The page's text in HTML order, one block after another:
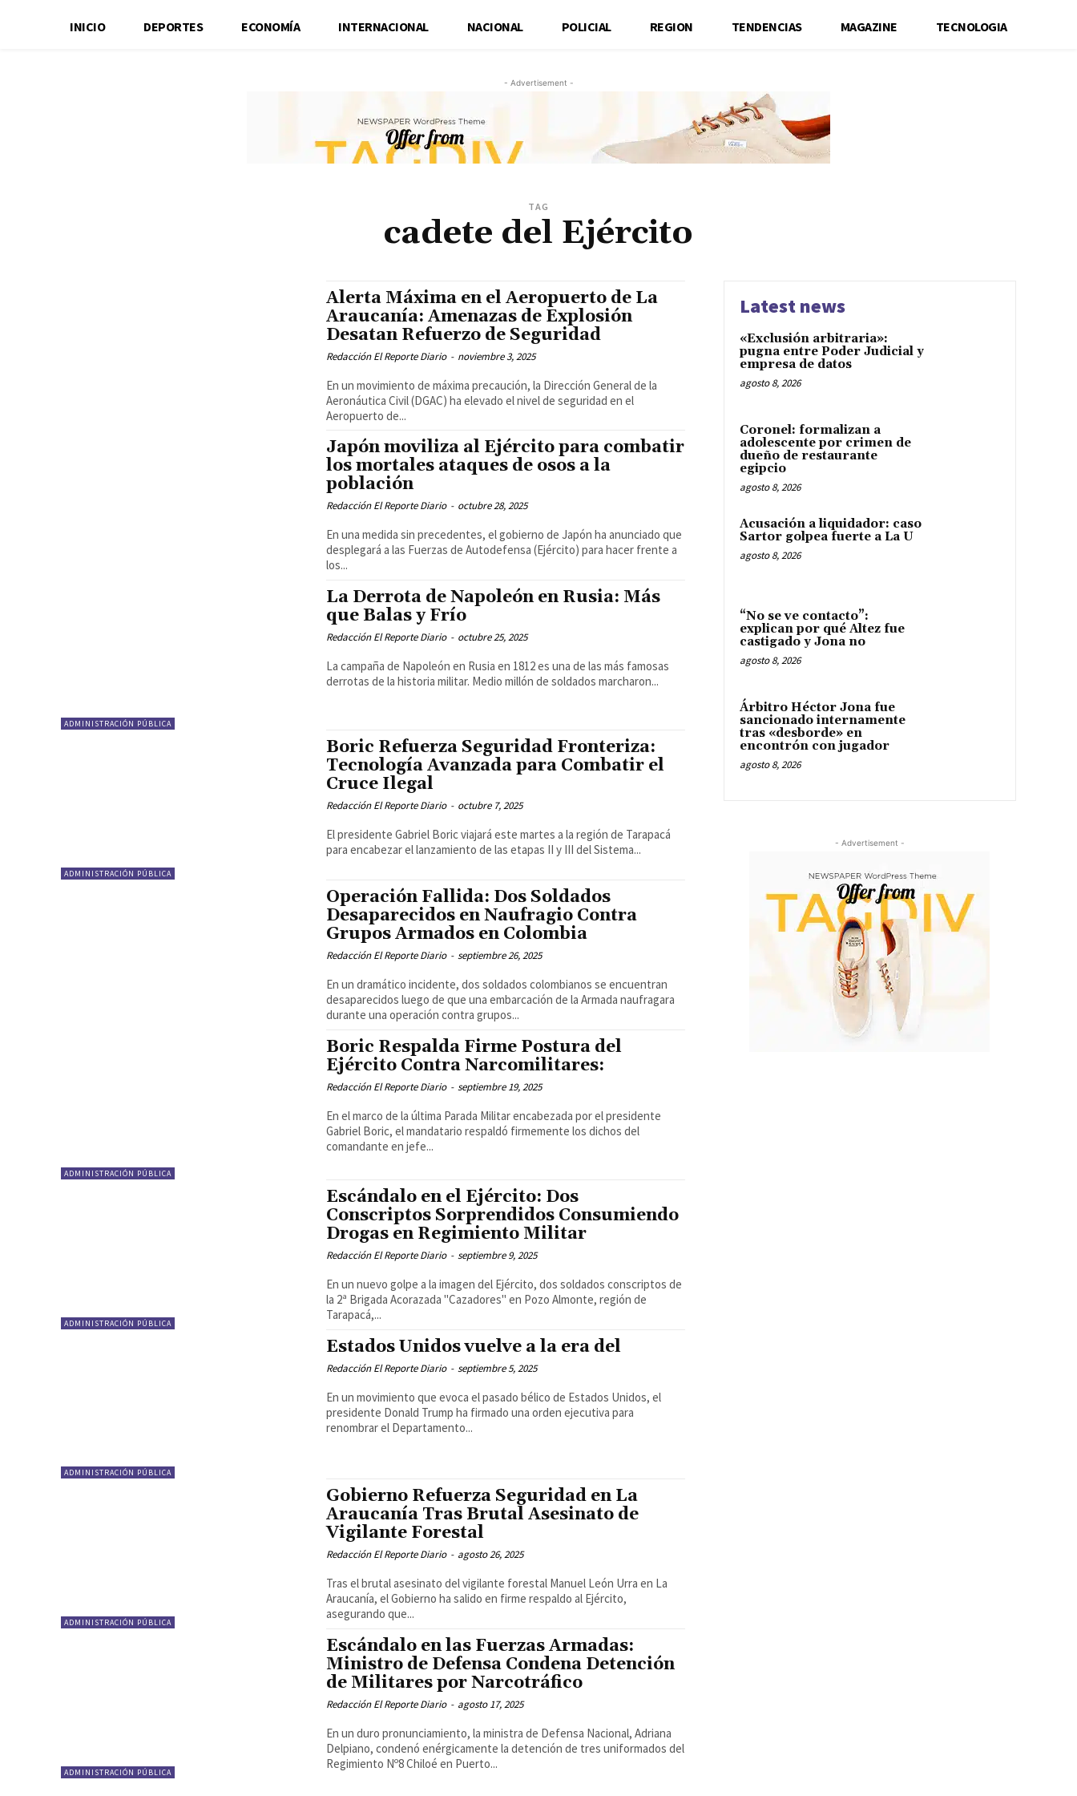
INICIO DEPORTES ECONOMÍA INTERNACIONAL NACIONAL POLICIAL REGION TENDENCIAS MAGAZINE TECNOLOGIA
- Advertisement -
TAG
cadete del Ejército
Alerta Máxima en el Aeropuerto de La
Araucanía: Amenazas de Explosión
Desatan Refuerzo de Seguridad
Redacción El Reporte Diario - noviembre 3, 2025
En un movimiento de máxima precaución, la Dirección General de la
Aeronáutica Civil (DGAC) ha elevado el nivel de seguridad en el
Aeropuerto de...
Japón moviliza al Ejército para combatir
los mortales ataques de osos a la
población
Redacción El Reporte Diario - octubre 28, 2025
En una medida sin precedentes, el gobierno de Japón ha anunciado que
desplegará a las Fuerzas de Autodefensa (Ejército) para hacer frente a
los...
ADMINISTRACIÓN PÚBLICA
La Derrota de Napoleón en Rusia: Más
que Balas y Frío
Redacción El Reporte Diario - octubre 25, 2025
La campaña de Napoleón en Rusia en 1812 es una de las más famosas
derrotas de la historia militar. Medio millón de soldados marcharon...
ADMINISTRACIÓN PÚBLICA
Boric Refuerza Seguridad Fronteriza:
Tecnología Avanzada para Combatir el
Cruce Ilegal
Redacción El Reporte Diario - octubre 7, 2025
El presidente Gabriel Boric viajará este martes a la región de Tarapacá
para encabezar el lanzamiento de las etapas II y III del Sistema...
Operación Fallida: Dos Soldados
Desaparecidos en Naufragio Contra
Grupos Armados en Colombia
Redacción El Reporte Diario - septiembre 26, 2025
En un dramático incidente, dos soldados colombianos se encuentran
desaparecidos luego de que una embarcación de la Armada naufragara
durante una operación contra grupos...
ADMINISTRACIÓN PÚBLICA
Boric Respalda Firme Postura del
Ejército Contra Narcomilitares:
Redacción El Reporte Diario - septiembre 19, 2025
En el marco de la última Parada Militar encabezada por el presidente
Gabriel Boric, el mandatario respaldó firmemente los dichos del
comandante en jefe...
ADMINISTRACIÓN PÚBLICA
Escándalo en el Ejército: Dos
Conscriptos Sorprendidos Consumiendo
Drogas en Regimiento Militar
Redacción El Reporte Diario - septiembre 9, 2025
En un nuevo golpe a la imagen del Ejército, dos soldados conscriptos de
la 2ª Brigada Acorazada "Cazadores" en Pozo Almonte, región de
Tarapacá,...
ADMINISTRACIÓN PÚBLICA
Estados Unidos vuelve a la era del
Redacción El Reporte Diario - septiembre 5, 2025
En un movimiento que evoca el pasado bélico de Estados Unidos, el
presidente Donald Trump ha firmado una orden ejecutiva para
renombrar el Departamento...
ADMINISTRACIÓN PÚBLICA
Gobierno Refuerza Seguridad en La
Araucanía Tras Brutal Asesinato de
Vigilante Forestal
Redacción El Reporte Diario - agosto 26, 2025
Tras el brutal asesinato del vigilante forestal Manuel León Urra en La
Araucanía, el Gobierno ha salido en firme respaldo al Ejército,
asegurando que...
ADMINISTRACIÓN PÚBLICA
Escándalo en las Fuerzas Armadas:
Ministro de Defensa Condena Detención
de Militares por Narcotráfico
Redacción El Reporte Diario - agosto 17, 2025
En un duro pronunciamiento, la ministra de Defensa Nacional, Adriana
Delpiano, condenó enérgicamente la detención de tres uniformados del
Regimiento Nº8 Chiloé en Puerto...
Latest news
«Exclusión arbitraria»:
pugna entre Poder Judicial y
empresa de datos
agosto 8, 2026
Coronel: formalizan a
adolescente por crimen de
dueño de restaurante
egipcio
agosto 8, 2026
Acusación a liquidador: caso
Sartor golpea fuerte a La U
agosto 8, 2026
“No se ve contacto”:
explican por qué Altez fue
castigado y Jona no
agosto 8, 2026
Árbitro Héctor Jona fue
sancionado internamente
tras «desborde» en
encontrón con jugador
agosto 8, 2026
- Advertisement -